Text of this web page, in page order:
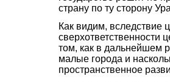
страну по ту сторону
Как видим, вследствие
сверхответственности
том, как в дальнейшем
малые города и
пространственное